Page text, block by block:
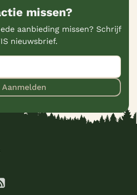
missen?
aanbieding missen? Schrijf
nieuwsbrief.
Aanmelden